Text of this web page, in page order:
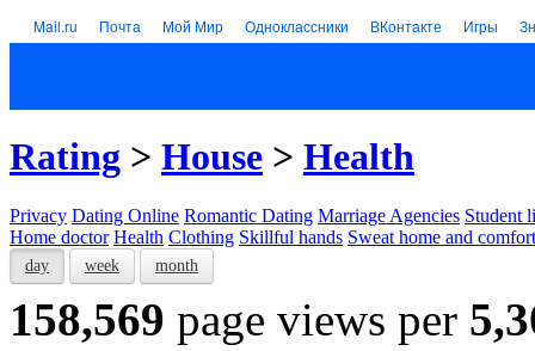
Mail.ru Почта Мой Мир Одноклассники ВКонтакте Игры
Rating > House > Health
Privacy Dating Online Romantic Dating Marriage Agencies Student
Home doctor Health Clothing Skillful hands Sweat home and comfort
day week month
158,569 page views per